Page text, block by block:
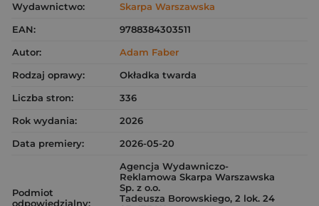
Wydawnictwo:
Skarpa Warszawska
EAN:
9788384303511
Autor:
Adam Faber
Rodzaj oprawy:
Okładka twarda
Liczba stron:
336
Rok wydania:
2026
Data premiery:
2026-05-20
Podmiot
odpowiedzialny:
Agencja Wydawniczo-
Reklamowa Skarpa Warszawska
Sp. z o.o.
Tadeusza Borowskiego, 2 lok. 24